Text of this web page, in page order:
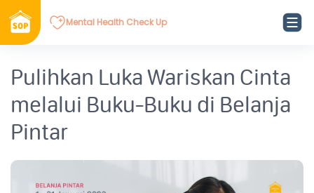
Mental Health Check Up
Pulihkan Luka Wariskan Cinta
melalui Buku-Buku di Belanja
Pintar